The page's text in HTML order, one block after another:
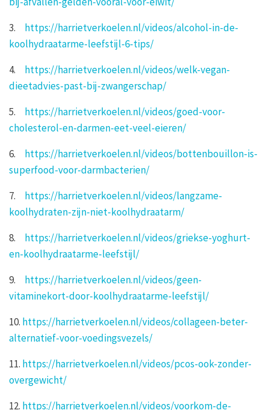
3. https://harrietverkoelen.nl/videos/alcohol-in-de-
koolhydraatarme-leefstijl-6-tips/
4. https://harrietverkoelen.nl/videos/welk-vegan-
dieetadvies-past-bij-zwangerschap/
5. https://harrietverkoelen.nl/videos/goed-voor-
cholesterol-en-darmen-eet-veel-eieren/
6. https://harrietverkoelen.nl/videos/bottenbouillon-is-
superfood-voor-darmbacterien/
7. https://harrietverkoelen.nl/videos/langzame-
koolhydraten-zijn-niet-koolhydraatarm/
8. https://harrietverkoelen.nl/videos/griekse-yoghurt-
en-koolhydraatarme-leefstijl/
9. https://harrietverkoelen.nl/videos/geen-
vitaminekort-door-koolhydraatarme-leefstijl/
10. https://harrietverkoelen.nl/videos/collageen-beter-
alternatief-voor-voedingsvezels/
11. https://harrietverkoelen.nl/videos/pcos-ook-zonder-
overgewicht/
12. https://harrietverkoelen.nl/videos/voorkom-de-